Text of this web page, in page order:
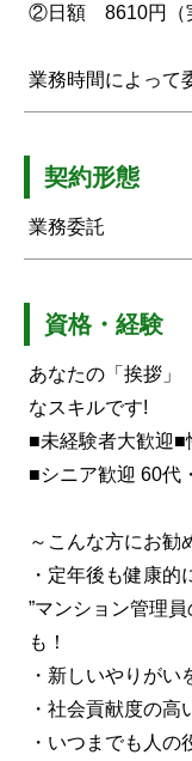
②日額 8610円（
業務時間によって
契約形態
業務委託
資格・経験
あなたの「挨拶」
なスキルです!
■未経験者大歓迎■
■シニア歓迎 60代
～こんな方にお勧
・定年後も健康的
”マンション管理
も！
・新しいやりがい
・社会貢献度の
・いつまでも人の